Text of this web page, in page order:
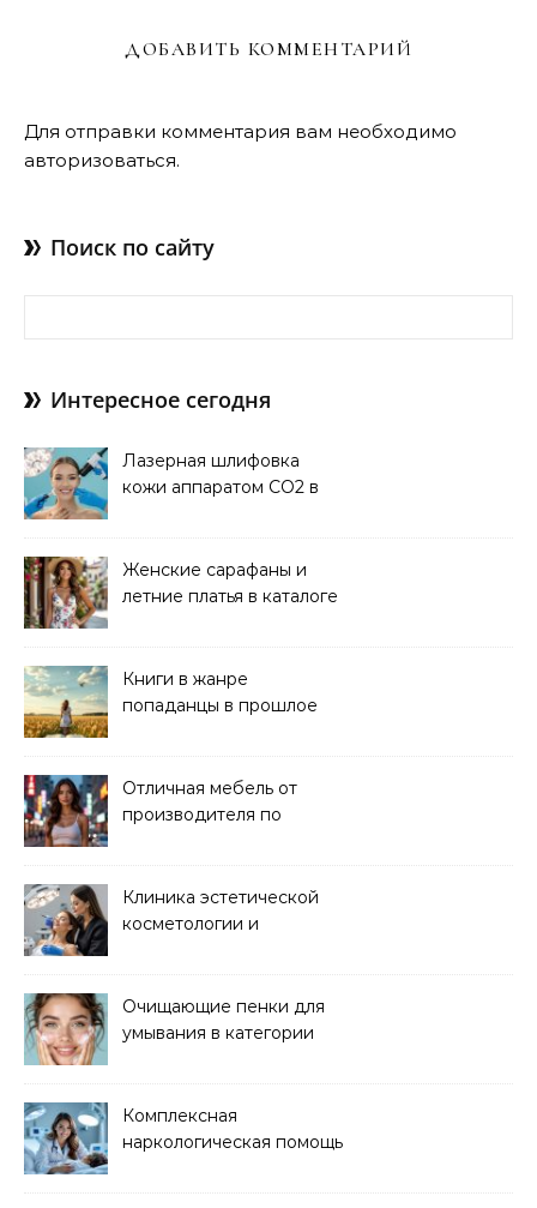
ДОБАВИТЬ КОММЕНТАРИЙ
Для отправки комментария вам необходимо
авторизоваться.
Поиск по сайту
Интересное сегодня
Лазерная шлифовка
кожи аппаратом CO2 в
Женские сарафаны и
летние платья в каталоге
Книги в жанре
попаданцы в прошлое
Отличная мебель от
производителя по
Клиника эстетической
косметологии и
Очищающие пенки для
умывания в категории
Комплексная
наркологическая помощь